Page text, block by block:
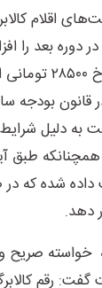
اقلام
دوره بعد را
اختلاف
به دلیل
طبق
داده شده که
دهد.
خواسته
گفت: رقم